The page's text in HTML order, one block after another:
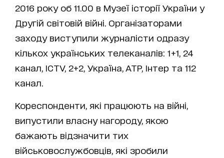
2016 року об 11.00 в Музеї історії України у
Другій світовій війні. Організаторами
заходу виступили журналісти одразу
кількох українських телеканалів: 1+1, 24
канал, ICTV, 2+2, Україна, АТР, Інтер та 112
канал.
Кореспонденти, які працюють на війні,
випустили власну нагороду, якою
бажають відзначити тих
військовослужбовців, які зробили